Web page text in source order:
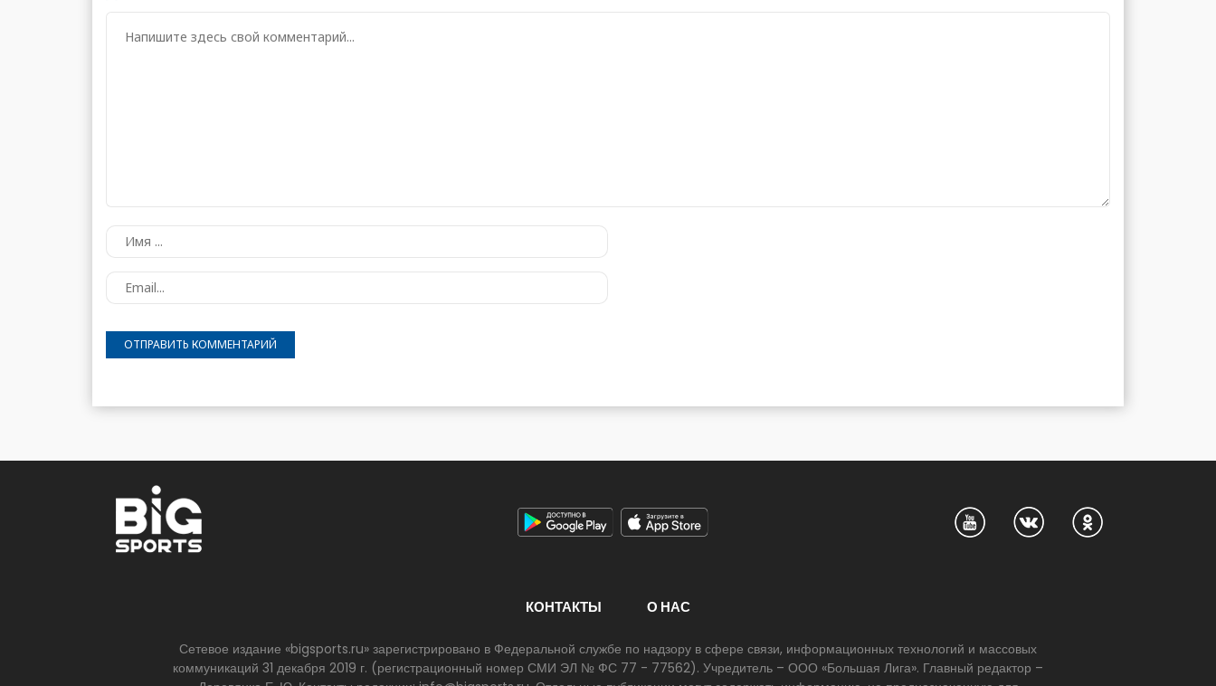
КОНТАКТЫ О НАС
Сетевое издание «bigsports.ru» зарегистрировано в Федеральной службе по надзору в сфере связи, информационных технологий и массовых
коммуникаций 31 декабря 2019 г. (регистрационный номер СМИ ЭЛ № ФС 77 - 77562). Учредитель – ООО «Большая Лига». Главный редактор –